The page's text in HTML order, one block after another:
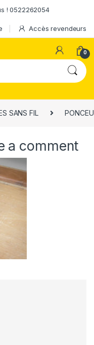
! 0522262054
Accès revendeurs
0
SANS FIL
a comment